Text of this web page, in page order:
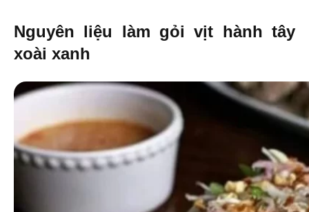
Nguyên liệu làm gỏi vịt hành tây
xoài xanh